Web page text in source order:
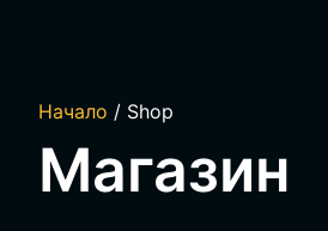
Начало / Shop
Магазин